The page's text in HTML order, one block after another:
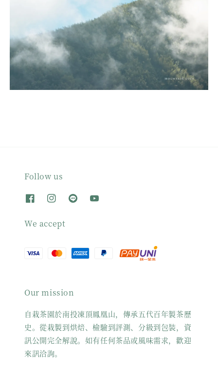
Follow us
We accept
Our mission
自栽茶園於南投凍頂鳳凰山，傳承五代百年製茶歷
史。從栽製到烘焙、檢驗到評測、分級到包裝，資
訊公開完全解說。如有任何茶品或風味需求，歡迎
來訊洽詢。